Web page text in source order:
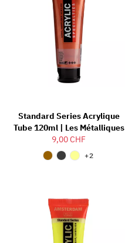
Standard Series Acrylique
Tube 120ml | Les Métalliques
9,00 CHF
+2